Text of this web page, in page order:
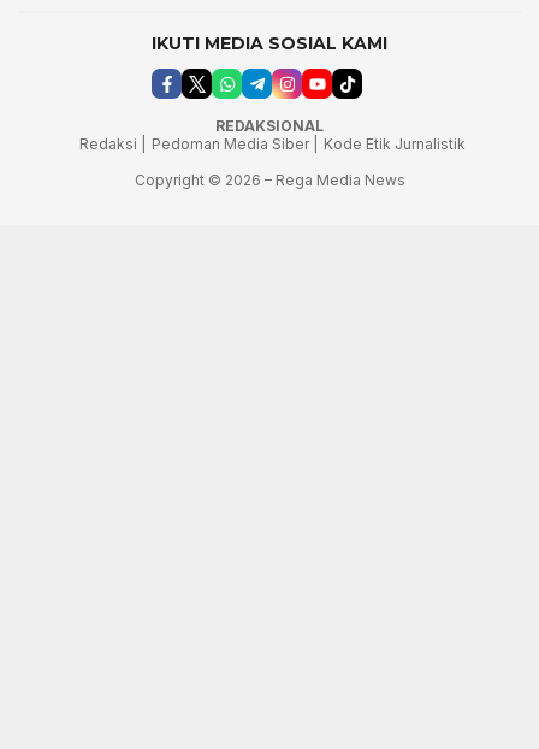
IKUTI MEDIA SOSIAL KAMI
REDAKSIONAL
Redaksi |
Pedoman Media Siber |
Kode Etik Jurnalistik
Copyright © 2026 – Rega Media News